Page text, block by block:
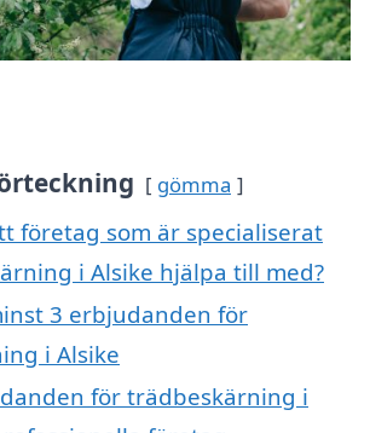
gömma
företag som är specialiserat
i Alsike hjälpa till med?
3 erbjudanden för
i Alsike
för trädbeskärning i